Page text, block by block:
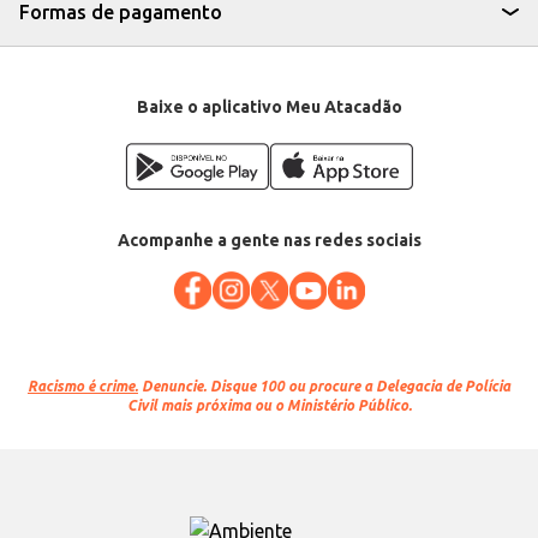
Formas de pagamento
Baixe o aplicativo Meu Atacadão
Acompanhe a gente nas redes sociais
Racismo é crime. Denuncie. Disque 100 ou procure a Delegacia de Polícia
Civil mais próxima ou o Ministério Público.